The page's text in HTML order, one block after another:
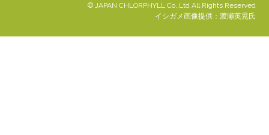
© JAPAN CHLORPHYLL Co,.Ltd All Rights Reserved
イシガメ画像提供：渡瀬英晃氏